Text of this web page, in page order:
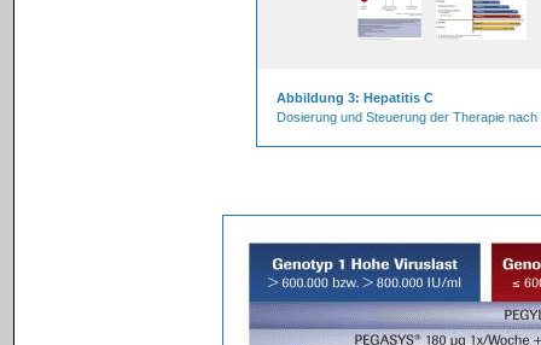
Abbildung 3: Hepatitis C
Dosierung und Steuerung der Therapie